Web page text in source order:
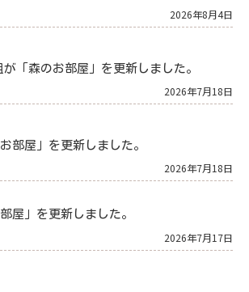
2026年8月4日
が「森のお部屋」を更新しました。
2026年7月18日
部屋」を更新しました。
2026年7月18日
屋」を更新しました。
2026年7月17日